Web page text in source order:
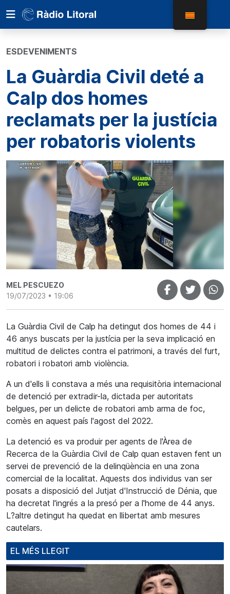
ESDEVENIMENTS
La Guàrdia Civil deté a
Calp dos homes
reclamats per la justícia
per robatoris violents
MEL PESCUEZO
19/07/2023 • 19:06
La Guàrdia Civil de Calp ha detingut dos homes de 44 i
46 anys buscats per la justícia per la seva implicació en
multitud de delictes contra el patrimoni, a través del furt,
robatori i robatori amb violència.
A un d'ells li constava a més una requisitòria internacional
de detenció per extradir-la, dictada per autoritats
belgues, per un delicte de robatori amb arma de foc,
comès en aquest país l'agost del 2022.
La detenció es va produir per agents de l'Àrea de
Recerca de la Guàrdia Civil de Calp quan estaven fent un
servei de prevenció de la delinqüència en una zona
comercial de la localitat. Aquests dos individus van ser
posats a disposició del Jutjat d'Instrucció de Dénia, que
ha decretat l'ingrés a la presó per a l'home de 44 anys.
L?altre detingut ha quedat en llibertat amb mesures
cautelars.
EL MÉS LLEGIT